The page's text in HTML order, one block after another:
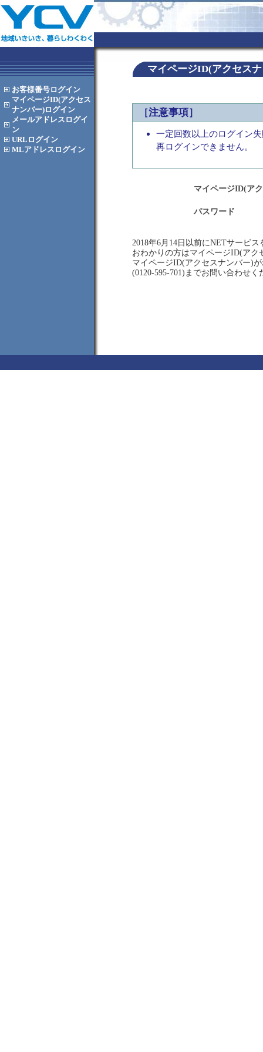
お客様番号ログイン
マイページID(アクセス
ナンバー)ログイン
メールアドレス ログイ
ン
URL ログイン
MLアドレス ログイン
マイページID(アクセス
［注意事項］
一定回数以上のログイン
再ログインできません。
マイページID(ア
パスワード
2018年6月14日以前にNETサービ
おわかりの方はマイページID(ア
マイページID(アクセスナンバー)
(0120-595-701)までお問い合わせく